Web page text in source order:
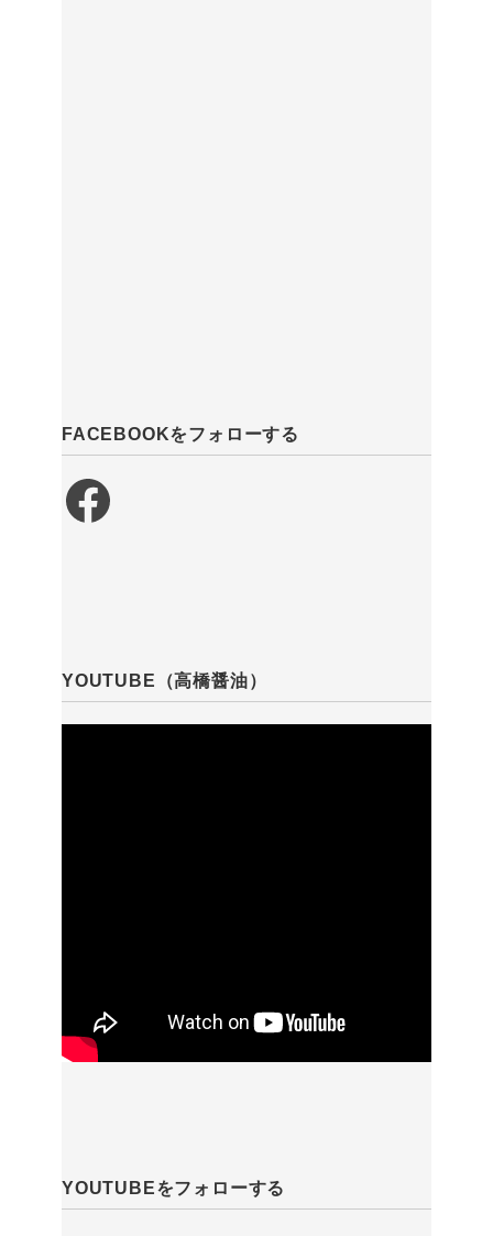
FACEBOOKをフォローする
Facebook
YOUTUBE（高橋醤油）
YOUTUBEをフォローする